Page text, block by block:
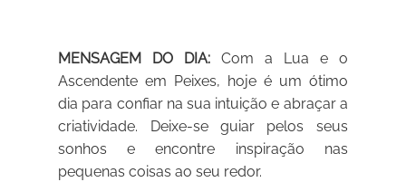
MENSAGEM DO DIA: Com a Lua e o
Ascendente em Peixes, hoje é um ótimo
dia para confiar na sua intuição e abraçar a
criatividade. Deixe-se guiar pelos seus
sonhos e encontre inspiração nas
pequenas coisas ao seu redor.